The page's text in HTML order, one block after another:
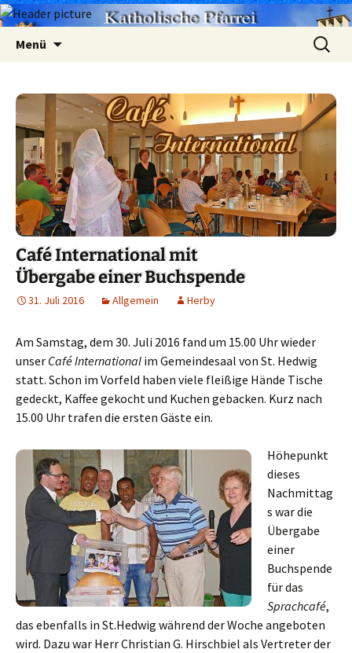
Menü
Suchen
nach:
Café International mit
Übergabe einer Buchspende
31. Juli 2016 Allgemein Herby
Am Samstag, dem 30. Juli 2016 fand um 15.00 Uhr wieder
unser Café International im Gemeindesaal von St. Hedwig
statt. Schon im Vorfeld haben viele fleißige Hände Tische
gedeckt, Kaffee gekocht und Kuchen gebacken. Kurz nach
15.00 Uhr trafen die ersten Gäste ein.
Höhepunkt
dieses
Nachmittag
s war die
Übergabe
einer
Buchspende
für das
Sprachcafé,
das ebenfalls in St.Hedwig während der Woche angeboten
wird. Dazu war Herr Christian G. Hirschbiel als Vertreter der